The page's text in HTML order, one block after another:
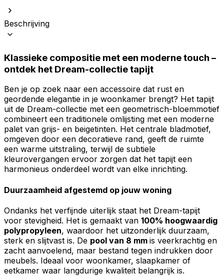
Beschrijving
Klassieke compositie met een moderne touch –
ontdek het Dream-collectie tapijt
Ben je op zoek naar een accessoire dat rust en
geordende elegantie in je woonkamer brengt? Het tapijt
uit de Dream-collectie met een geometrisch-bloemmotief
combineert een traditionele omlijsting met een moderne
palet van grijs- en beigetinten. Het centrale bladmotief,
omgeven door een decoratieve rand, geeft de ruimte
een warme uitstraling, terwijl de subtiele
kleurovergangen ervoor zorgen dat het tapijt een
harmonieus onderdeel wordt van elke inrichting.
Duurzaamheid afgestemd op jouw woning
Ondanks het verfijnde uiterlijk staat het Dream-tapijt
voor stevigheid. Het is gemaakt van 100% hoogwaardig
polypropyleen, waardoor het uitzonderlijk duurzaam,
sterk en slijtvast is. De pool van 8 mm is veerkrachtig en
zacht aanvoelend, maar bestand tegen indrukken door
meubels. Ideaal voor woonkamer, slaapkamer of
eetkamer waar langdurige kwaliteit belangrijk is.